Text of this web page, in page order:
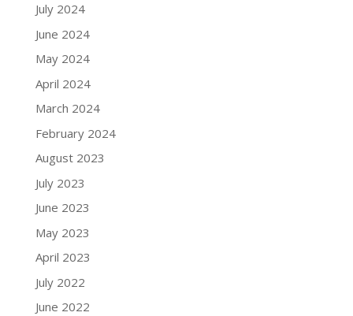
July 2024
June 2024
May 2024
April 2024
March 2024
February 2024
August 2023
July 2023
June 2023
May 2023
April 2023
July 2022
June 2022